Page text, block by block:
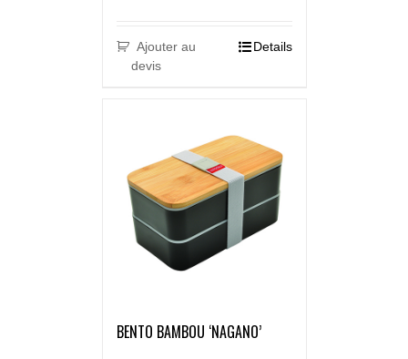
Ajouter au
devis
Details
BENTO BAMBOU ‘NAGANO’